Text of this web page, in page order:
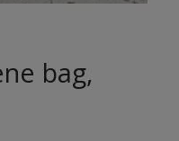
bag,